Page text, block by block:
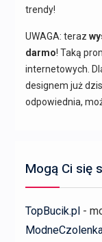
trendy!
UWAGA: teraz
darmo! Taką
internetowych.
designem już
odpowiednia,
Mogą Ci się
TopBucik.pl -